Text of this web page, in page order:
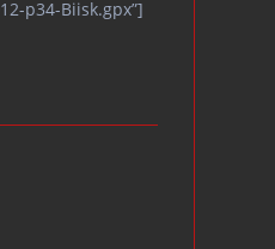
p34-Biisk.gpx”]